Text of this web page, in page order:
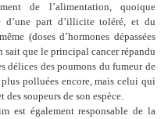
de l’alimentation, quoique
d’une part d’illicite toléré, et du
(doses d’hormones dépassées
sait que le principal cancer répandu
délices des poumons du fumeur de
polluées encore, mais celui qui
des soupeurs de son espèce.
est également responsable de la